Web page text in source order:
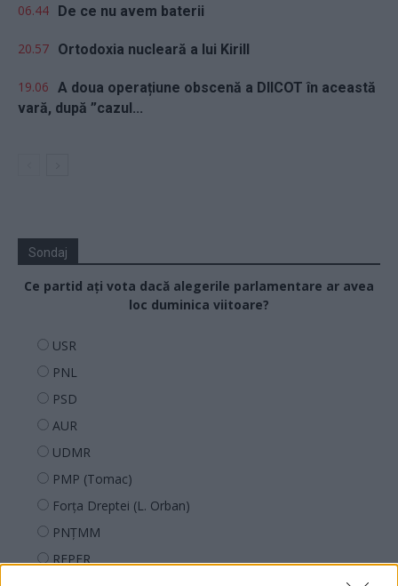
06.44 De ce nu avem baterii
20.57 Ortodoxia nucleară a lui Kirill
19.06 A doua operațiune obscenă a DIICOT în această
vară, după ”cazul...
Sondaj
Ce partid ați vota dacă alegerile parlamentare ar avea
loc duminica viitoare?
USR
PNL
PSD
AUR
UDMR
PMP (Tomac)
Forța Dreptei (L. Orban)
PNȚMM
REPER